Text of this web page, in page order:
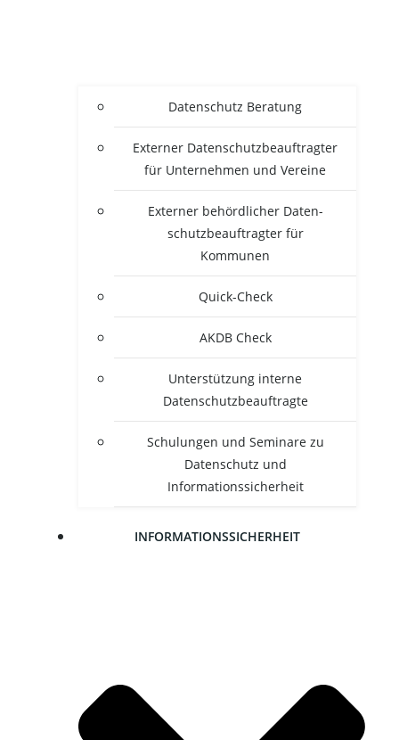
Daten­schutz Beratung
Exter­ner Daten­schutz­be­auf­trag­ter
für Unter­neh­men und Vereine
Exter­ner behörd­li­cher Daten­
schutz­be­auf­trag­ter für
Kommunen
Quick-Check
AKDB Check
Unter­stüt­zung inter­ne
Datenschutzbeauftragte
Schu­lun­gen und Semi­na­re zu
Daten­schutz und
Informationssicherheit
INFOR­MA­TI­ONS­SI­CHER­HEIT